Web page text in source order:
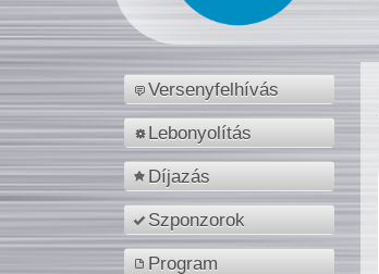
Versenyfelhívás
Lebonyolítás
Díjazás
Szponzorok
Program